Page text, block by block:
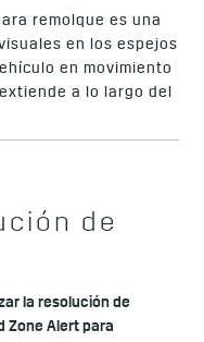
remolque es una
en los espejos
en movimiento
a lo largo del
de
la resolución de
Zone Alert para